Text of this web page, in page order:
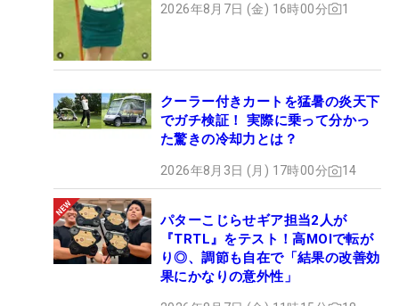
2026年8月7日 (金) 16時00分 1
クーラー付きカートを猛暑の炎天下
でガチ検証！ 実際に乗って分かっ
た驚きの冷却力とは？
2026年8月3日 (月) 17時00分 14
パターこじらせギア担当2人が
『TRTL』をテスト！高MOIで転が
り◎、調節も自在で「結果の改善効
果にかなりの意外性」